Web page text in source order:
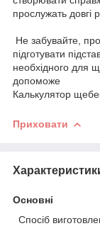
прослужать довгі
Не забувайте,
підготувати
необхідного для
допоможе
Калькулятор
Приховати
Основні
Спосіб